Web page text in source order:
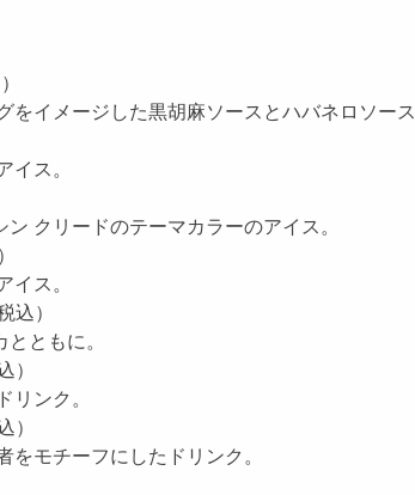
イメージした黒胡麻ソースとハバネロソース
イス。
クリードのテーマカラーのアイス。
イス。
込）
ともに。
）
ンク。
）
モチーフにしたドリンク。